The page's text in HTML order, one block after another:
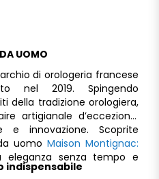
UOMO
di orologeria francese
nel 2019. Spingendo
della tradizione orologiera,
artigianale d’eccezione,
e innovazione. Scoprite
uomo Maison Montignac:
senza tempo e
indispensabile